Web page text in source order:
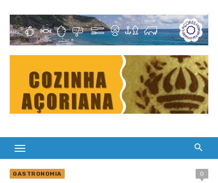
content
Cultura Gastronómica dos Açores
GASTRONOMIA 0